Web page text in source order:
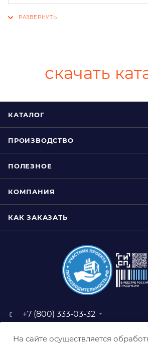
скачать
КАТАЛОГ
ПРОИЗВОДСТВО
ПОЛЕЗНОЕ
КОМПАНИЯ
КАК ЗАКАЗАТЬ
+7 (800) 333-03-32
baz@belabraziv.ru
На сайте осуществляется